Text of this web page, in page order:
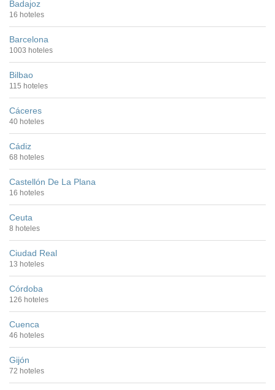
Badajoz
16 hoteles
Barcelona
1003 hoteles
Bilbao
115 hoteles
Cáceres
40 hoteles
Cádiz
68 hoteles
Castellón De La Plana
16 hoteles
Ceuta
8 hoteles
Ciudad Real
13 hoteles
Córdoba
126 hoteles
Cuenca
46 hoteles
Gijón
72 hoteles